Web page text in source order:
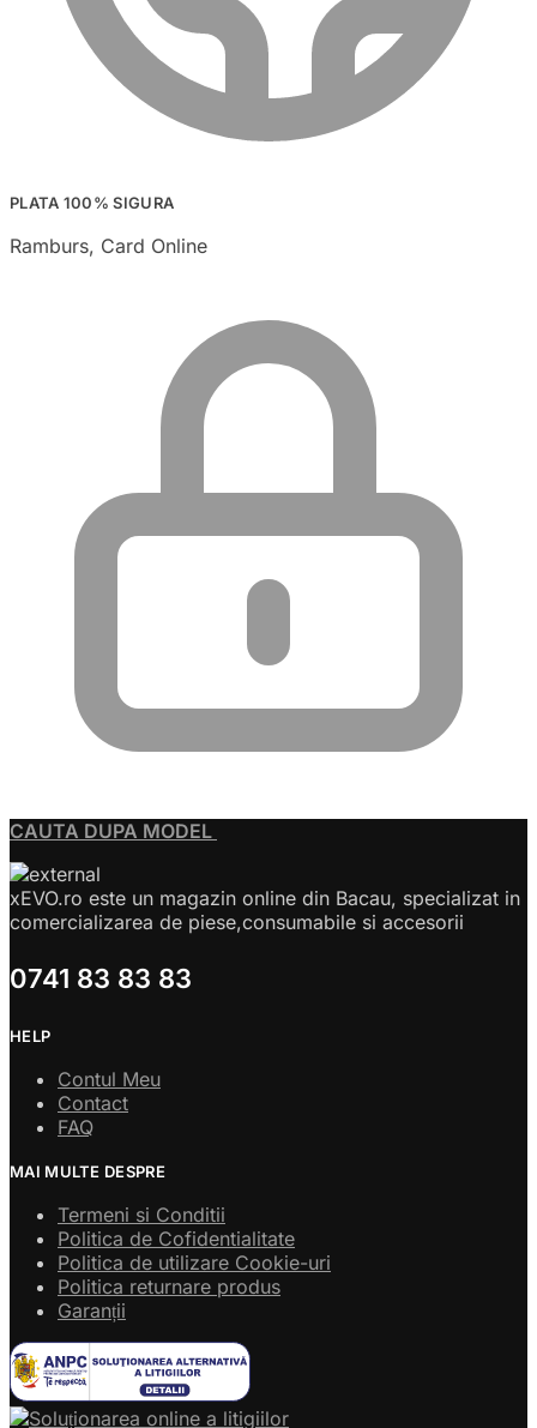
PLATA 100% SIGURA
Ramburs, Card Online
CAUTA DUPA MODEL
xEVO.ro este un magazin online din Bacau, specializat in
comercializarea de piese,consumabile si accesorii
0741 83 83 83
HELP
Contul Meu
Contact
FAQ
MAI MULTE DESPRE
Termeni si Conditii
Politica de Cofidentialitate
Politica de utilizare Cookie-uri
Politica returnare produs
Garanții